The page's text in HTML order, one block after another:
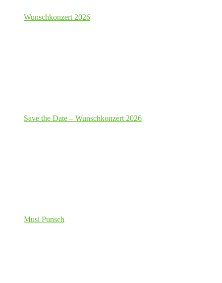
Wunschkonzert 2026
Save the Date – Wunschkonzert 2026
Musi Punsch